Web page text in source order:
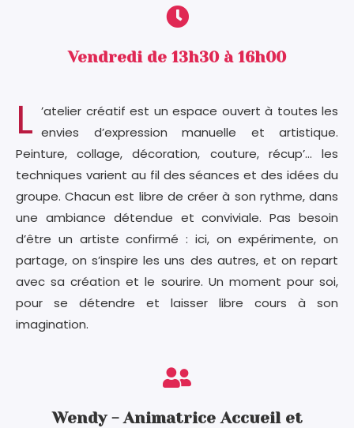
Vendredi de 13h30 à 16h00
L ’atelier créatif est un espace ouvert à toutes les
envies d’expression manuelle et artistique.
Peinture, collage, décoration, couture, récup’… les
techniques varient au fil des séances et des idées du
groupe. Chacun est libre de créer à son rythme, dans
une ambiance détendue et conviviale. Pas besoin
d’être un artiste confirmé : ici, on expérimente, on
partage, on s’inspire les uns des autres, et on repart
avec sa création et le sourire. Un moment pour soi,
pour se détendre et laisser libre cours à son
imagination.
Wendy - Animatrice Accueil et